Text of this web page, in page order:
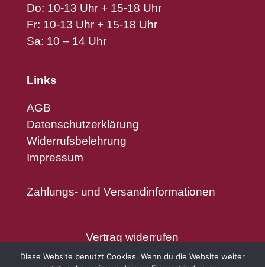
Do: 10-13 Uhr + 15-18 Uhr
Fr: 10-13 Uhr + 15-18 Uhr
Sa: 10 – 14 Uhr
Links
AGB
Datenschutzerklärung
Widerrufsbelehrung
Impressum
Zahlungs- und Versandinformationen
Vertrag widerrufen
Diese Website benutzt Cookies. Wenn du die Website weiter